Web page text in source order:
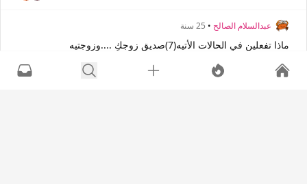
عبدالسلام الصالح • 25 سنة
ماذا تفعلين في الحالات الأتيه(7)صديق زوجكِ ....وزوجتيه
عدم إعجاب
آخر رد: عبدالسلام الصالح